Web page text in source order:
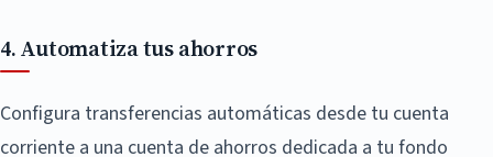
4. Automatiza tus ahorros
Configura transferencias automáticas desde tu cuenta
corriente a una cuenta de ahorros dedicada a tu fondo